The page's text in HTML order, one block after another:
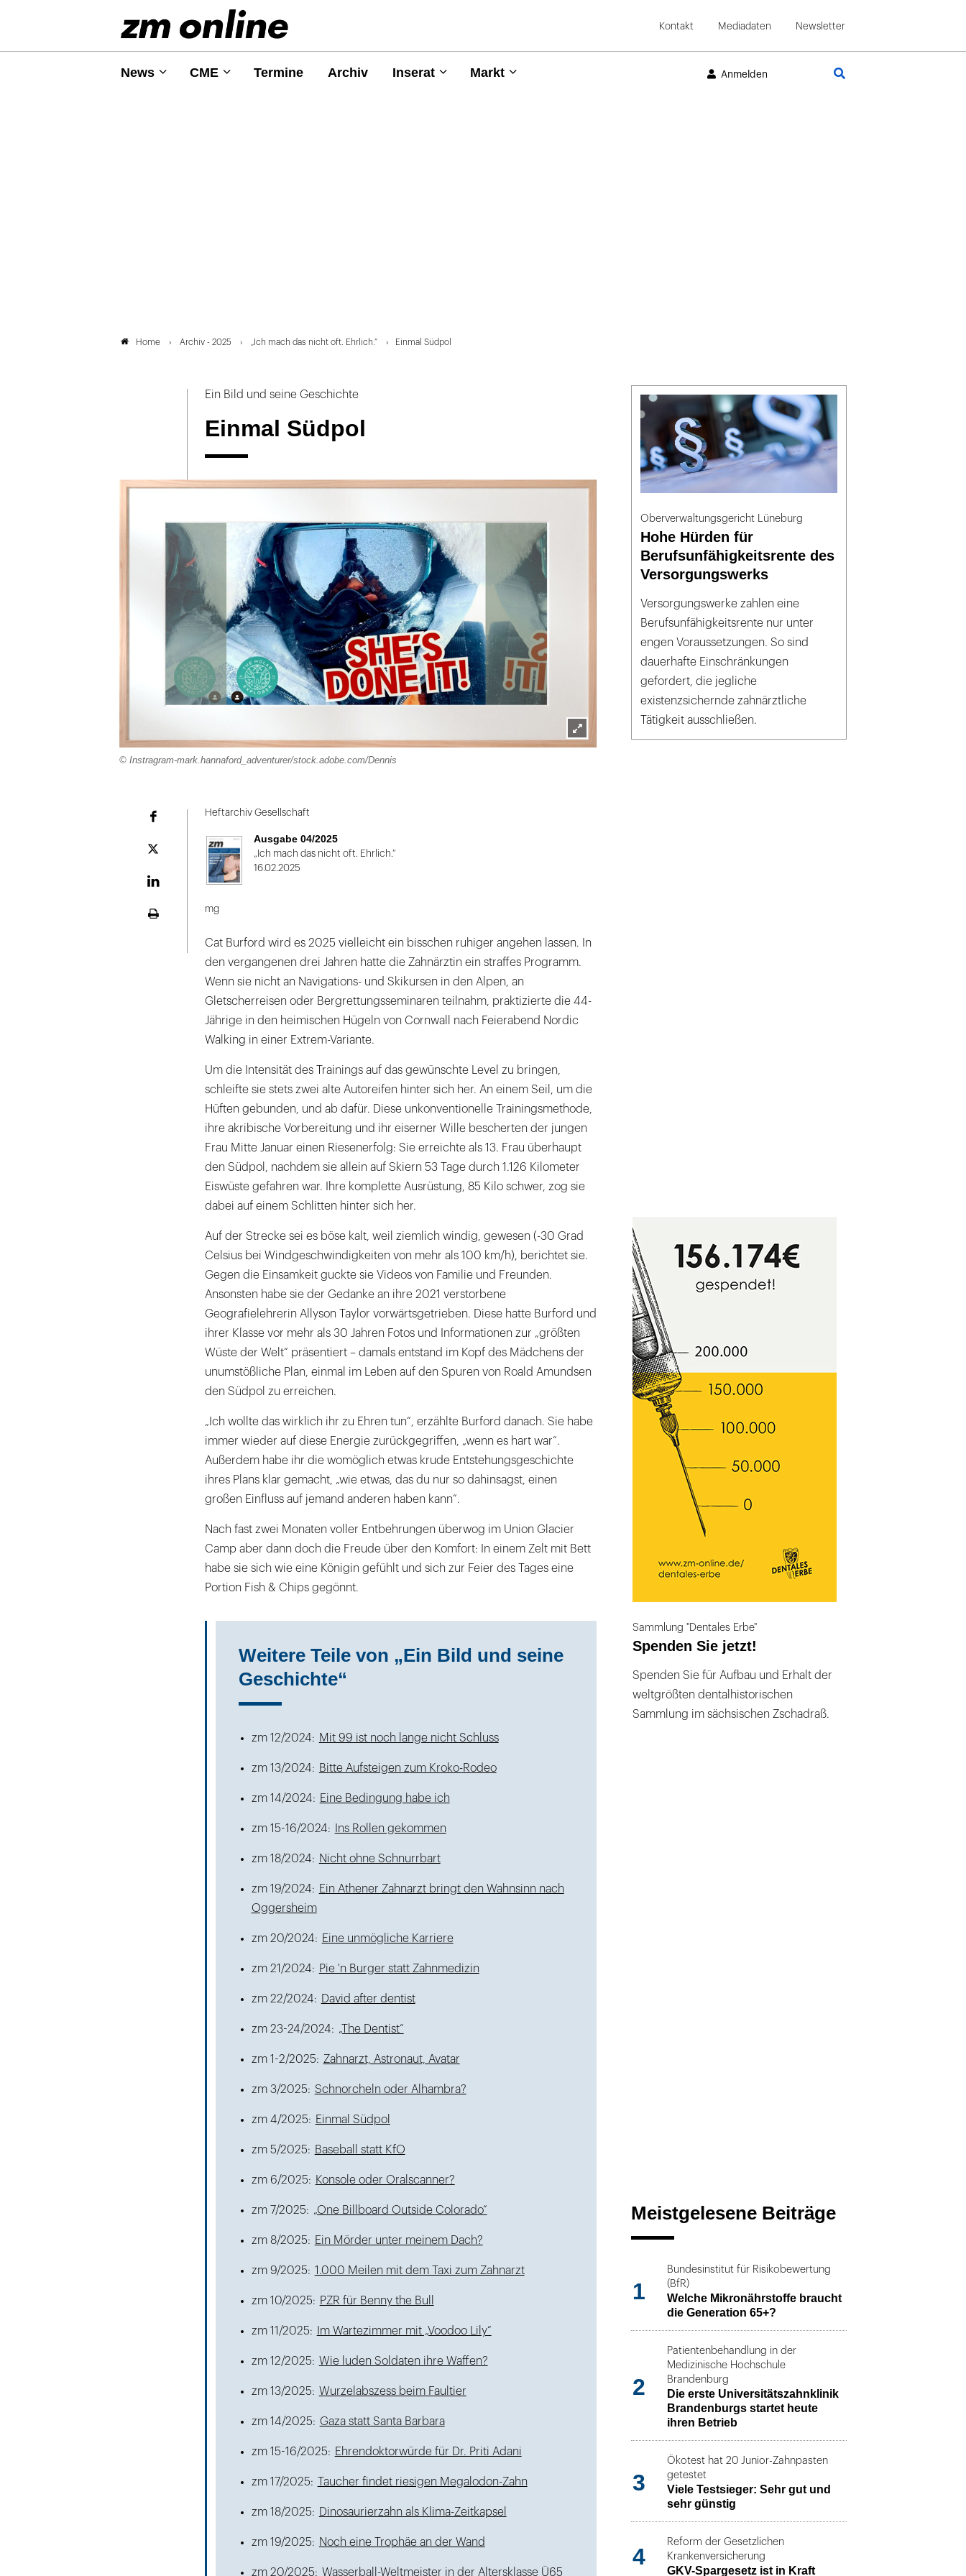
Kontakt Mediadaten Newsletter
News CME Termine Archiv Inserat Markt Anmelden
Home Archiv - 2025 „Ich mach das nicht oft. Ehrlich.“ Einmal Südpol
Ein Bild und seine Geschichte
Einmal Südpol
Lightbox
© Instragram-mark.hannaford_adventurer/stock.adobe.com/Dennis
Plattform
Heftarchiv Gesellschaft
Ausgabe 04/2025
„Ich mach das nicht oft. Ehrlich.“
16.02.2025
mg
Cat Burford wird es 2025 vielleicht ein bisschen ruhiger angehen lassen. In
den vergangenen drei Jahren hatte die Zahnärztin ein straffes Programm.
Wenn sie nicht an Navigations- und Skikursen in den Alpen, an
Gletscherreisen oder Bergrettungsseminaren teilnahm, praktizierte die 44-
Jährige in den heimischen Hügeln von Cornwall nach Feierabend Nordic
Walking in einer Extrem-Variante.
Um die Intensität des Trainings auf das gewünschte Level zu bringen,
schleifte sie stets zwei alte Autoreifen hinter sich her. An einem Seil, um die
Hüften gebunden, und ab dafür. Diese unkonventionelle Trainingsmethode,
ihre akribische Vorbereitung und ihr eiserner Wille bescherten der jungen
Frau Mitte Januar einen Riesenerfolg: Sie erreichte als 13. Frau überhaupt
den Südpol, nachdem sie allein auf Skiern 53 Tage durch 1.126 Kilometer
Eiswüste gefahren war. Ihre komplette Ausrüstung, 85 Kilo schwer, zog sie
dabei auf einem Schlitten hinter sich her.
Auf der Strecke sei es böse kalt, weil ziemlich windig, gewesen (-30 Grad
Celsius bei Windgeschwindigkeiten von mehr als 100 km/h), berichtet sie.
Gegen die Einsamkeit guckte sie Videos von Familie und Freunden.
Ansonsten habe sie der Gedanke an ihre 2021 verstorbene
Geografielehrerin Allyson Taylor vorwärtsgetrieben. Diese hatte Burford und
ihrer Klasse vor mehr als 30 Jahren Fotos und Informationen zur „größten
Wüste der Welt“ präsentiert – damals entstand im Kopf des Mädchens der
unumstößliche Plan, einmal im Leben auf den Spuren von Roald Amundsen
den Südpol zu erreichen.
„Ich wollte das wirklich ihr zu Ehren tun“, erzählte Burford danach. Sie habe
immer wieder auf diese Energie zurückgegriffen, „wenn es hart war“.
Außerdem habe ihr die womöglich etwas krude Entstehungsgeschichte
ihres Plans klar gemacht, „wie etwas, das du nur so dahinsagst, einen
großen Einfluss auf jemand anderen haben kann“.
Nach fast zwei Monaten voller Entbehrungen überwog im Union Glacier
Camp aber dann doch die Freude über den Komfort: In einem Zelt mit Bett
habe sie sich wie eine Königin gefühlt und sich zur Feier des Tages eine
Portion Fish & Chips gegönnt.
Weitere Teile von „Ein Bild und seine
Geschichte“
zm 12/2024: Mit 99 ist noch lange nicht Schluss
zm 13/2024: Bitte Aufsteigen zum Kroko-Rodeo
zm 14/2024: Eine Bedingung habe ich
zm 15-16/2024: Ins Rollen gekommen
zm 18/2024: Nicht ohne Schnurrbart
zm 19/2024: Ein Athener Zahnarzt bringt den Wahnsinn nach
Oggersheim
zm 20/2024: Eine unmögliche Karriere
zm 21/2024: Pie 'n Burger statt Zahnmedizin
zm 22/2024: David after dentist
zm 23-24/2024: „The Dentist“
zm 1-2/2025: Zahnarzt, Astronaut, Avatar
zm 3/2025: Schnorcheln oder Alhambra?
zm 4/2025: Einmal Südpol
zm 5/2025: Baseball statt KfO
zm 6/2025: Konsole oder Oralscanner?
zm 7/2025: „One Billboard Outside Colorado“
zm 8/2025: Ein Mörder unter meinem Dach?
zm 9/2025: 1.000 Meilen mit dem Taxi zum Zahnarzt
zm 10/2025: PZR für Benny the Bull
zm 11/2025: Im Wartezimmer mit „Voodoo Lily“
zm 12/2025: Wie luden Soldaten ihre Waffen?
zm 13/2025: Wurzelabszess beim Faultier
zm 14/2025: Gaza statt Santa Barbara
zm 15-16/2025: Ehrendoktorwürde für Dr. Priti Adani
zm 17/2025: Taucher findet riesigen Megalodon-Zahn
zm 18/2025: Dinosaurierzahn als Klima-Zeitkapsel
zm 19/2025: Noch eine Trophäe an der Wand
zm 20/2025: Wasserball-Weltmeister in der Altersklasse Ü65
Oberverwaltungsgericht Lüneburg
Hohe Hürden für
Berufsunfähigkeitsrente des
Versorgungswerks
Versorgungswerke zahlen eine
Berufsunfähigkeitsrente nur unter
engen Voraussetzungen. So sind
dauerhafte Einschränkungen
gefordert, die jegliche
existenzsichernde zahnärztliche
Tätigkeit ausschließen.
Sammlung "Dentales Erbe"
Spenden Sie jetzt!
Spenden Sie für Aufbau und Erhalt der
weltgrößten dentalhistorischen
Sammlung im sächsischen Zschadraß.
Meistgelesene Beiträge
1
Bundesinstitut für Risikobewertung
(BfR)
Welche Mikronährstoffe braucht
die Generation 65+?
2
Patientenbehandlung in der
Medizinische Hochschule
Brandenburg
Die erste Universitätszahnklinik
Brandenburgs startet heute
ihren Betrieb
3
Ökotest hat 20 Junior-Zahnpasten
getestet
Viele Testsieger: Sehr gut und
sehr günstig
4
Reform der Gesetzlichen
Krankenversicherung
GKV-Spargesetz ist in Kraft